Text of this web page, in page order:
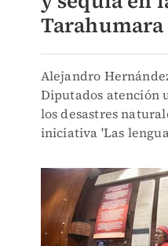
Tarahumara
Alejandro
Diputados atención
los desastres
iniciativa 'Las